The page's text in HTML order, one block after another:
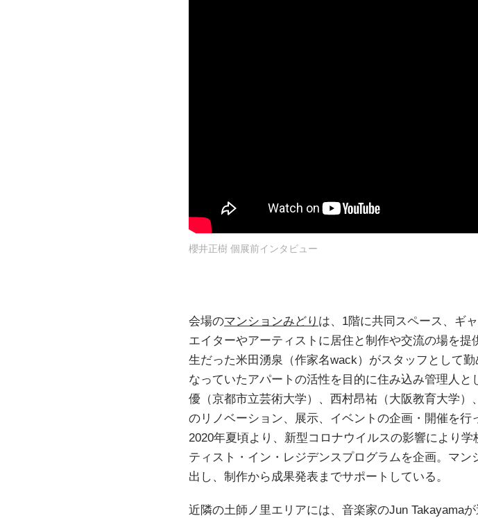
櫻井正樹 個展前インタビュー
会場のマンションみどり は、1階に共同スペース、ギ
エイターやアーティストに居住と制作や交流の場を
生だった米田湧泉（作家名wack）がスタッフとして
なっていたアパートの活性を目的に住み込み管理人
優（京都市立芸術大学）、西村昂祐（大阪教育大学
のリノベーション、展示、イベントの企画・開催を行
2020年夏頃より、新型コロナウイルスの影響により
ティスト・イン・レジデンスプログラムを企画。マ
出し、制作から成果発表までサポートしている。
近隣の土師ノ里エリアには、音楽家のJun Takayamaが